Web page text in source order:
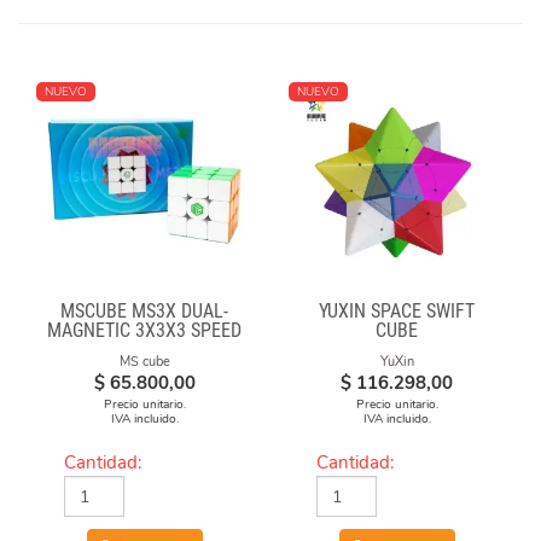
NUEVO
MSCUBE MS3X DUAL-
MAGNETIC 3X3X3 SPEED
CUBE STICKERLESS
MS cube
$ 65.800,00
Precio unitario.
IVA incluido.
Cantidad:
NUEVO
YUXIN SPACE SWIFT
CUBE
YuXin
$ 116.298,00
Precio unitario.
IVA incluido.
Cantidad: